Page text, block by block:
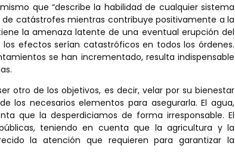
que “describe la habilidad de cualquier sistema
catástrofes mientras contribuye positivamente a la
la amenaza latente de una eventual erupción del
efectos serían catastróficos en todos los órdenes.
se han incrementado, resulta indispensable
otro de los objetivos, es decir, velar por su bienestar
los necesarios elementos para asegurarla. El agua,
que la desperdiciamos de forma irresponsable. El
teniendo en cuenta que la agricultura y la
la atención que requieren para garantizar la